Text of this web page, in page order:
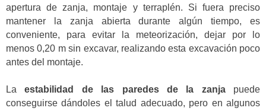
apertura de zanja, montaje y terraplén. Si fuera preciso
mantener la zanja abierta durante algún tiempo, es
conveniente, para evitar la meteorización, dejar por lo
menos 0,20 m sin excavar, realizando esta excavación poco
antes del montaje.
Laestabilidad de las paredes de la zanjapuede
conseguirse dándoles el talud adecuado, pero en algunos